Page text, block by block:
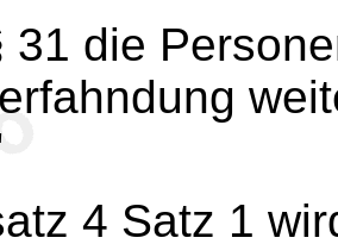
31 die
4 Satz 1